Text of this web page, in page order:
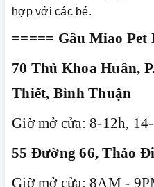
hợp với các bé.
===== Gâu Miao Pet
70 Thủ Khoa Huân,
Thiết, Bình Thuận
Giờ mở cửa: 8-12h,
55 Đường 66, Thảo
Giờ mở cửa: 8AM -